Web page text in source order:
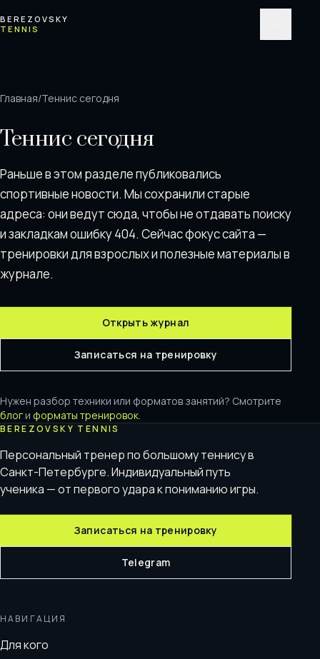
BEREZOVSKY
TENNIS
Главная/Теннис сегодня
Теннис сегодня
Раньше в этом разделе публиковались
спортивные новости. Мы сохранили старые
адреса: они ведут сюда, чтобы не отдавать поискy
и закладкам ошибку 404. Сейчас фокус сайта —
тренировки для взрослых и полезные материалы в
журнале.
Открыть журнал
Записаться на тренировку
Нужен разбор техники или форматов занятий? Смотрите
блог и форматы тренировок.
BEREZOVSKY TENNIS
Персональный тренер по большому теннису в
Санкт-Петербурге. Индивидуальный путь
ученика — от первого удара к пониманию игры.
Записаться на тренировку
Telegram
НАВИГАЦИЯ
Для кого